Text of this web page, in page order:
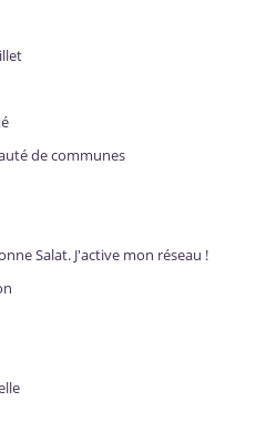
de communes
Salat. J'active mon réseau !